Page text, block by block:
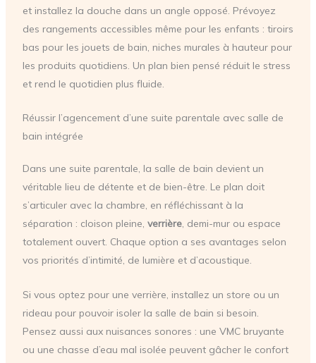
et installez la douche dans un angle opposé. Prévoyez
des rangements accessibles même pour les enfants : tiroirs
bas pour les jouets de bain, niches murales à hauteur pour
les produits quotidiens. Un plan bien pensé réduit le stress
et rend le quotidien plus fluide.
Réussir l’agencement d’une suite parentale avec salle de
bain intégrée
Dans une suite parentale, la salle de bain devient un
véritable lieu de détente et de bien-être. Le plan doit
s’articuler avec la chambre, en réfléchissant à la
séparation : cloison pleine, verrière, demi-mur ou espace
totalement ouvert. Chaque option a ses avantages selon
vos priorités d’intimité, de lumière et d’acoustique.
Si vous optez pour une verrière, installez un store ou un
rideau pour pouvoir isoler la salle de bain si besoin.
Pensez aussi aux nuisances sonores : une VMC bruyante
ou une chasse d’eau mal isolée peuvent gâcher le confort